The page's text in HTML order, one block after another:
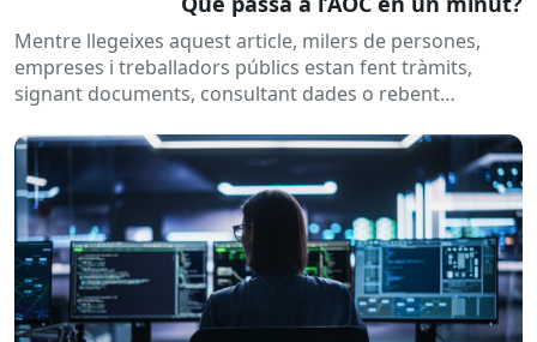
Mentre llegeixes aquest article, milers de persones,
empreses i treballadors públics estan fent tràmits,
signant documents, consultant dades o rebent
habitualment...